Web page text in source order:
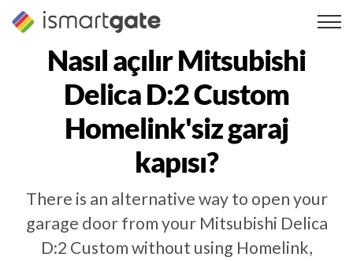
İçeriğe
geç
Nasıl açılırMitsubishi
Delica D:2 Custom
Homelink'siz garaj
kapısı?
There is an alternative way to open your
garage door from your Mitsubishi Delica
D:2 Custom without using Homelink,